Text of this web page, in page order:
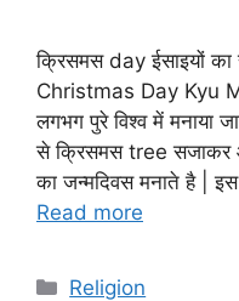
क्रिसमस day ईसाइयों का
Christmas Day Kyu
लगभग पुरे विश्व में मनाया
से क्रिसमस tree
का जन्मदिवस मनाते है |
Read more
Categories
Religion